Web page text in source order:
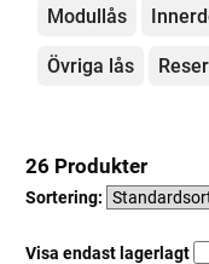
Kategorier
Modullås
Övriga lås
26 Produkter
Sortering:
Visa endast lagerlagt